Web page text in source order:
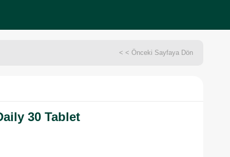
< < Önceki Sayfaya Dön
30 Tablet